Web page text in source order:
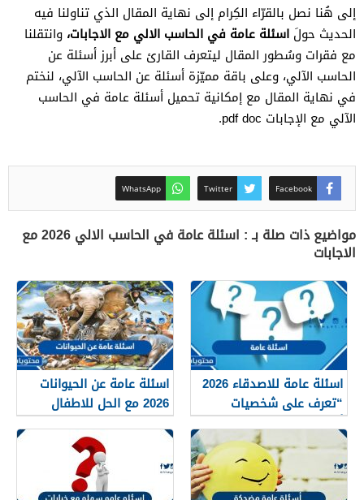
إلى هُنا نصل بالقرّاء الكِرام إلى نهاية المقال الذي تناولنا فيه
الحديث حولَ اسئلة عامة في الحاسب الالي مع الاجابات، وانتقلنا
مع فقرات وسُطور المقال ليتعرف القارئ على أبرز أسئلة عن
الحاسب الآلي، وعلى باقة مميّزة أسئلة عن الحاسب الآلي، لنختم
في نهاية المقال مع إمكانية تحميل أسئلة عامة في الحاسب
الآلي مع الإجابات pdf doc.
Facebook
Twitter
WhatsApp
مواضيع ذات صلة بـ : اسئلة عامة في الحاسب الالي 2026 مع
الاجابات
اسئلة عامة للاصدقاء 2026
“تعرف على شخصيات
أصدقائك”
اسئلة عامة عن الحيوانات
2026 مع الحل للاطفال
والكبار